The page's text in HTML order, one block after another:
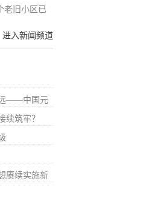
老旧小区已
进入新闻频道
远——中国元
续筑牢？
赓续实施新